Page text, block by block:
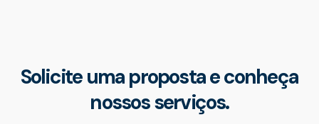
Solicite uma proposta e conheça
nossos serviços.